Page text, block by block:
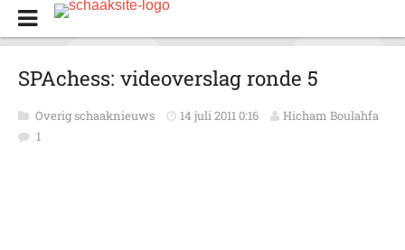
SPAchess: videoverslag ronde 5
Overig schaaknieuws 14 juli 2011 0:16
Hicham Boulahfa
1